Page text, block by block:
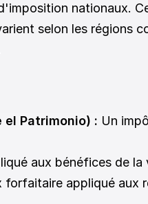
nationaux.
selon les régions
Patrimonio) : Un
aux bénéfices de
forfaitaire appliqué aux